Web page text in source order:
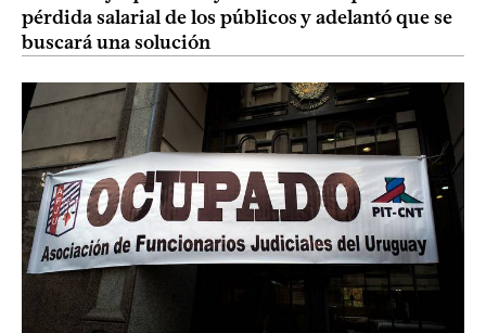
pérdida salarial de los públicos y adelantó que se
buscará una solución